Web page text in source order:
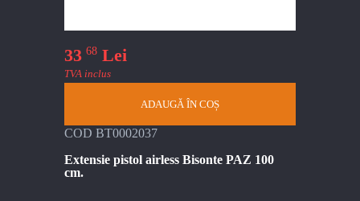
33 68 Lei
TVA inclus
ADAUGĂ ÎN COȘ
COD BT0002037
Extensie pistol airless Bisonte PAZ 100
cm.